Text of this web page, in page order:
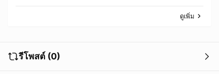
ดูเพิ่ม
รีโพสต์ (0)